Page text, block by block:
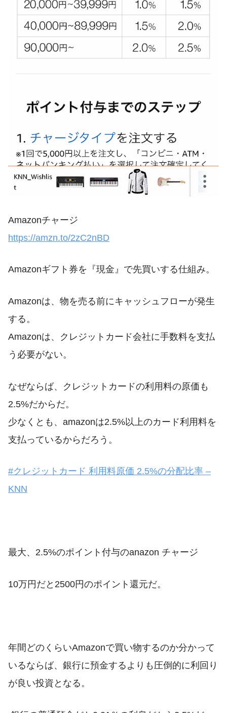
Amazonチャージ
https://amzn.to/2zC2nBD
Amazonギフト券を『現金』で先買いする仕組み。
Amazonは、物を売る前にキャッシュフローが発生
する。
Amazonは、クレジットカード会社に手数料を支払
う必要がない。
なぜならば、クレジットカードの利用料の原価も
2.5%だからだ。
少なくとも、amazonは2.5%以上のカード利用料を
支払っているからだろう。
#クレジットカード 利用料原価 2.5%の分配比率 –
KNN
最大、2.5%のポイント付与のanazon チャージ
10万円だと2500円のポイント還元だ。
年間どのくらいAmazonで買い物するのか分かって
いるならば、銀行に預金するよりも圧倒的に利回り
が良い投資となる。